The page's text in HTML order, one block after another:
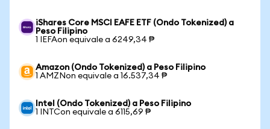
iShares Core MSCI EAFE ETF (Ondo Tokenized) a
Peso Filipino
1 IEFAon equivale a 6249,34 ₱
Amazon (Ondo Tokenized) a Peso Filipino
1 AMZNon equivale a 16.537,34 ₱
Intel (Ondo Tokenized) a Peso Filipino
1 INTCon equivale a 6115,69 ₱